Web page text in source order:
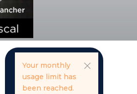
Your monthly
usage limit has
been reached.